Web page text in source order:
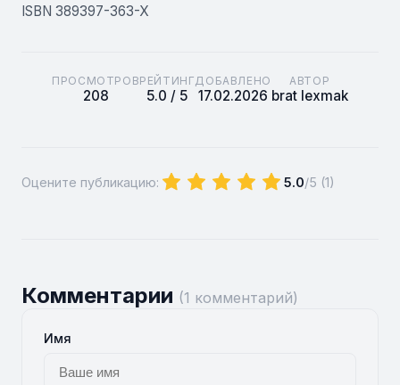
ISBN 389397-363-X
ПРОСМОТРОВ
208
РЕЙТИНГ
5.0 / 5
ДОБАВЛЕНО
17.02.2026
АВТОР
brat lexmak
Оцените публикацию: 5.0/5 (1)
Комментарии (1 комментарий)
Имя